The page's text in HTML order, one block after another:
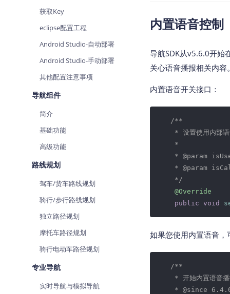
地理/逆地理编码
位置名称与经纬度之间转换服务
地理围栏
Android iOS
查询目标区域当前/未来天气
通过基站、Wifi获取位置信息
智能两轮车 NEW
手机银行 NEW
提供手机银行APP地图应用
认证开发商
获取Key
eclipse配置工程
Android Studio-自动部署
Android Studio-手动部署
其他配置注意事项
导航组件
简介
基础功能
高级功能
路线规划
驾车/货车路线规划
骑行/步行路线规划
独立路径规划
摩托车路径规划
骑行电动车路径规划
专业导航
实时导航与模拟导航
内置语音控制
导航SDK从v5.6.0开始
关心语音播报相关内容
内置语音开关接口：
/**
* 设置使用内部语
    *
    *
@param
    *
@param
    */
@Override
public void
如果您使用内置语音
/**
* 开始内置语音播
    *
@since